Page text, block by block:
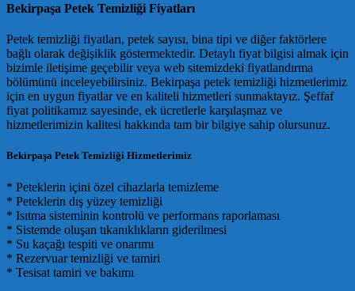
Bekirpaşa Petek Temizliği Fiyatları
Petek temizliği fiyatları, petek sayısı, bina tipi ve diğer faktörlere
bağlı olarak değişiklik göstermektedir. Detaylı fiyat bilgisi almak için
bizimle iletişime geçebilir veya web sitemizdeki fiyatlandırma
bölümünü inceleyebilirsiniz. Bekirpaşa petek temizliği hizmetlerimiz
için en uygun fiyatlar ve en kaliteli hizmetleri sunmaktayız. Şeffaf
fiyat politikamız sayesinde, ek ücretlerle karşılaşmaz ve
hizmetlerimizin kalitesi hakkında tam bir bilgiye sahip olursunuz.
Bekirpaşa Petek Temizliği Hizmetlerimiz
* Peteklerin içini özel cihazlarla temizleme
* Peteklerin dış yüzey temizliği
* Isıtma sisteminin kontrolü ve performans raporlaması
* Sistemde oluşan tıkanıklıkların giderilmesi
* Su kaçağı tespiti ve onarımı
* Rezervuar temizliği ve tamiri
* Tesisat tamiri ve bakımı